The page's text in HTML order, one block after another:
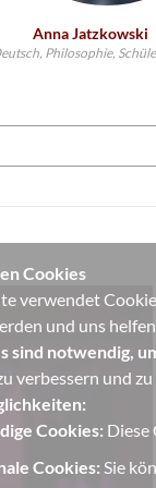
Cookies
verwendet
und uns
sind notwendig,
verbessern und
Cookies: Diese
Cookies: Sie
Anna Jatzkowski
Philosophie,